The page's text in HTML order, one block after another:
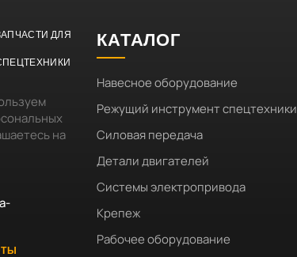
ДЛЯ
на
КАТАЛОГ
Навесное оборудование
Режущий инструмент спецтехники
Силовая передача
Детали двигателей
Системы электропривода
Крепеж
Рабочее оборудование